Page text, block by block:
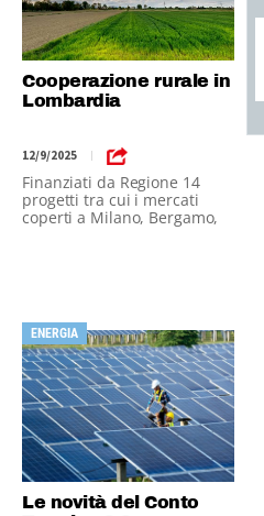
Cooperazione rurale in
Lombardia
12/9/2025 |
Finanziati da Regione 14
progetti tra cui i mercati
coperti a Milano, Bergamo,
ENERGIA
Le novità del Conto